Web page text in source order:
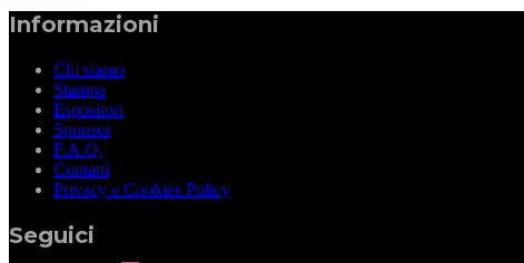
Informazioni
Chi siamo
Stampa
Espositori
Sponsor
F.A.Q.
Contatti
Privacy e Cookies Policy
Seguici